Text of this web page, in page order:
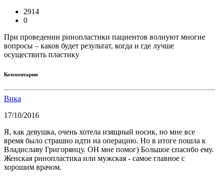
2914
0
При проведении ринопластики пациентов волнуют многие
вопросы – каков будет результат, когда и где лучше
осуществить пластику
Комментарии
Вика
17/10/2016
Я, как девушка, очень хотела изящный носик, но мне все
время было страшно идти на операцию. Но в итоге пошла к
Владиславу Григорянцу. ОН мне помог) Большое спасибо ему.
Женская ринопластика или мужская - самое главное с
хорошим врачом.